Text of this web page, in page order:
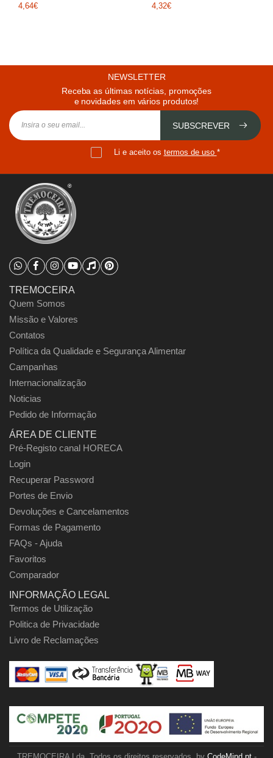
4,64€
4,32€
NEWSLETTER
Receba as últimas notícias, promoções
e novidades em vários produtos!
SUBSCREVER
Li e aceito os termos de uso *
TREMOCEIRA
Quem Somos
Missão e Valores
Contatos
Política da Qualidade e Segurança Alimentar
Campanhas
Internacionalização
Noticias
Pedido de Informação
ÁREA DE CLIENTE
Pré-Registo canal HORECA
Login
Recuperar Password
Portes de Envio
Devoluções e Cancelamentos
Formas de Pagamento
FAQs - Ajuda
Favoritos
Comparador
INFORMAÇÃO LEGAL
Termos de Utilização
Politica de Privacidade
Livro de Reclamações